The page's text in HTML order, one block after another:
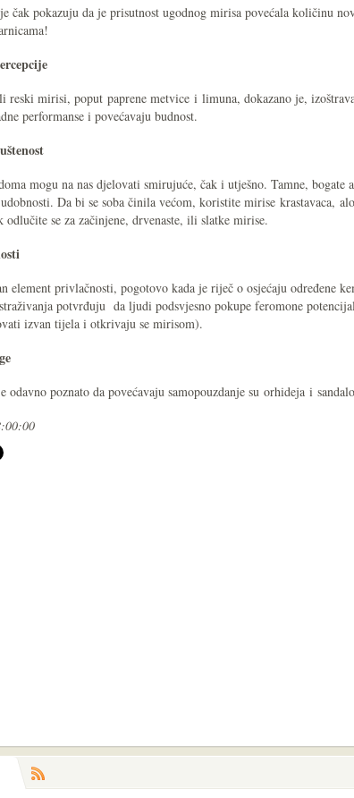
čak pokazuju da je prisutnost ugodnog mirisa povećala količinu
reski mirisi, poput paprene metvice i limuna, dokazano je,
performanse i povećavaju budnost.
mogu na nas djelovati smirujuće, čak i utješno. Tamne, bogate
Da bi se soba činila većom, koristite mirise krastavaca,
odlučite se za začinjene, drvenaste, ili slatke mirise.
element privlačnosti, pogotovo kada je riječ o osjećaju određene
potvrđuju da ljudi podsvjesno pokupe feromone
izvan tijela i otkrivaju se mirisom).
odavno poznato da povećavaju samopouzdanje su orhideja i
komentara